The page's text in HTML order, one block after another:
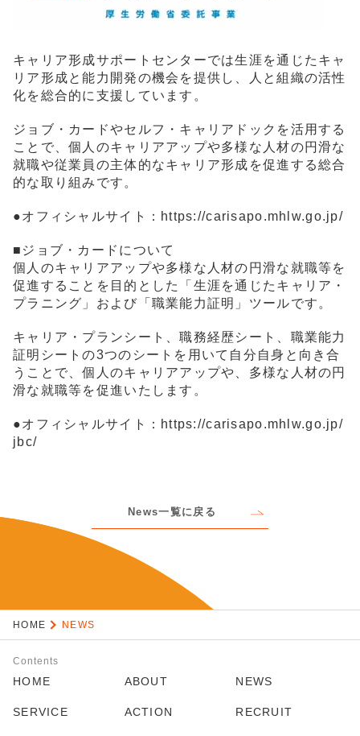
キャリア形成サポートセンターでは生涯を通じたキャ
リア形成と能力開発の機会を提供し、人と組織の活性
化を総合的に支援しています。
ジョブ・カードやセルフ・キャリアドックを活用する
ことで、個人のキャリアアップや多様な人材の円滑な
就職や従業員の主体的なキャリア形成を促進する総合
的な取り組みです。
●オフィシャルサイト： https://carisapo.mhlw.go.jp/
■ジョブ・カードについて
個人のキャリアアップや多様な人材の円滑な就職等を
促進することを目的とした「生涯を通じたキャリア・
プラニング」および「職業能力証明」ツールです。
キャリア・プランシート、職務経歴シート、職業能力
証明シートの3つのシートを用いて自分自身と向き合
うことで、個人のキャリアアップや、多様な人材の円
滑な就職等を促進いたします。
●オフィシャルサイト： https://carisapo.mhlw.go.jp/
jbc/
News一覧に戻る
HOME NEWS
Contents
HOME ABOUT NEWS
SERVICE ACTION RECRUIT